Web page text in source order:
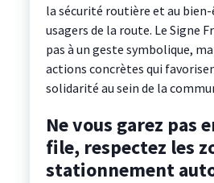
la sécurité routière et au
usagers de la route. Le Signe
pas à un geste symbolique,
actions concrètes qui
solidarité au sein de la
Ne vous garez pas
file, respectez les
stationnement